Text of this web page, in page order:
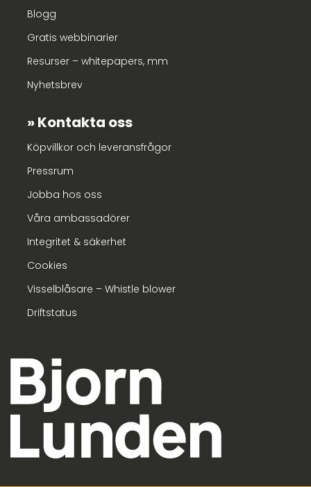
Blogg
Gratis webbinarier
Resurser – whitepapers, mm
Nyhetsbrev
Kontakta oss
Köpvillkor och leveransfrågor
Pressrum
Jobba hos oss
Våra ambassadörer
Integritet & säkerhet
Cookies
Visselblåsare – Whistle blower
Driftstatus